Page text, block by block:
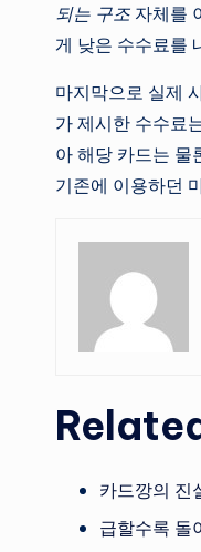
되는 구조 자체를
게 낮은 수수료를
마지막으로 실제
가 제시한 수수료
아 해당 카드는 물
기존에 이용하던
카드깡의 진
급할수록 돌